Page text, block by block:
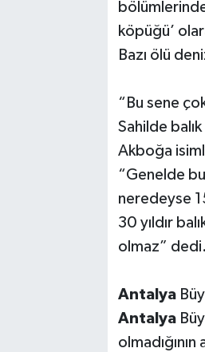
köpüğü’
Bazı ölü
“Bu sene
Sahilde
Akboğa
“Genelde
neredeyse
30 yıldır
olmaz” dedi.
Antalya
Antalya